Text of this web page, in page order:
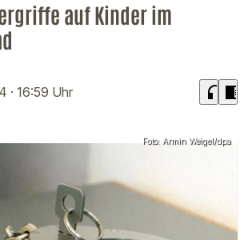
auf Kinder im
· 16:59 Uhr headphones chrome_reader_mode
Foto: Armin Weigel/dpa